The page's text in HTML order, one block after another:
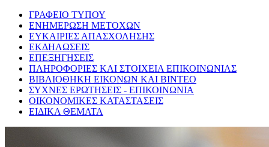
ΓΡΑΦΕΙΟ ΤΥΠΟΥ
ΕΝΗΜΕΡΩΣΗ ΜΕΤΟΧΩΝ
ΕΥΚΑΙΡΙΕΣ ΑΠΑΣΧΟΛΗΣΗΣ
ΕΚΔΗΛΩΣΕΙΣ
ΕΠΕΞΗΓΗΣΕΙΣ
ΠΛΗΡΟΦΟΡΙΕΣ ΚΑΙ ΣΤΟΙΧΕΙΑ ΕΠΙΚΟΙΝΩΝΙΑΣ
ΒΙΒΛΙΟΘΗΚΗ ΕΙΚΟΝΩΝ ΚΑΙ ΒΙΝΤΕΟ
ΣΥΧΝΕΣ ΕΡΩΤΗΣΕΙΣ - ΕΠΙΚΟΙΝΩΝΙΑ
ΟΙΚΟΝΟΜΙΚΕΣ ΚΑΤΑΣΤΑΣΕΙΣ
ΕΙΔΙΚΑ ΘΕΜΑΤΑ